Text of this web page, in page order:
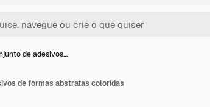
de adesivos…
de formas abstratas coloridas